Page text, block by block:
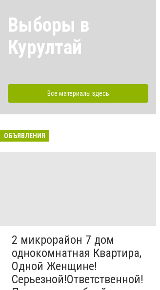
Выборы в
Курултай
Все материалы здесь
ОБЪЯВЛЕНИЯ
2 микрорайон 7 дом
однокомнатная Квартира,
Одной Женщине!
Серьезной!Ответственной!